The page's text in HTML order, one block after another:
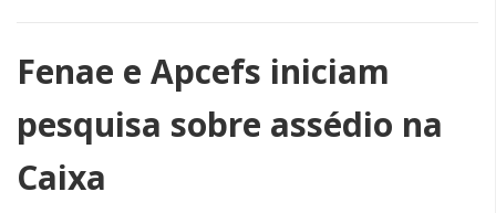
Fenae e Apcefs iniciam
pesquisa sobre assédio na
Caixa